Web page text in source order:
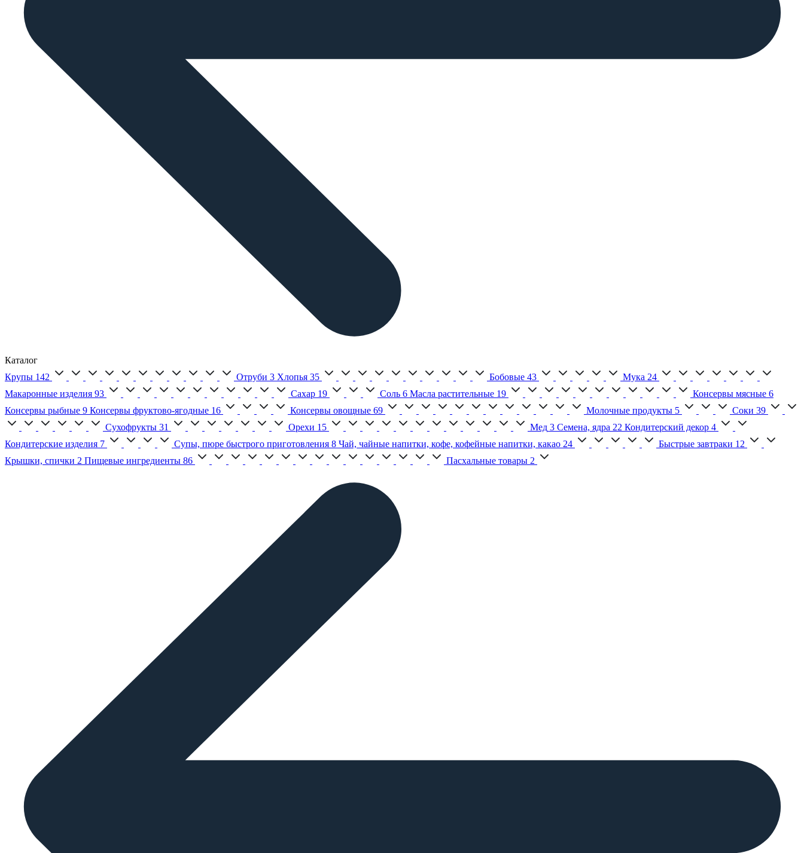
Каталог
Крупы 142 Отруби 3 Хлопья 35 Бобовые 43 Мука 24
Макаронные изделия 93 Сахар 19 Соль 6 Масла растительные 19 Консервы мясные 6
Консервы рыбные 9 Консервы фруктово-ягодные 16 Консервы овощные 69 Молочные продукты 5 Соки 39
Сухофрукты 31 Орехи 15 Мед 3 Семена, ядра 22 Кондитерский декор 4
Кондитерские изделия 7 Супы, пюре быстрого приготовления 8 Чай, чайные напитки, кофе, кофейные напитки, какао 24 Быстрые завтраки 12
Крышки, спички 2 Пищевые ингредиенты 86 Пасхальные товары 2